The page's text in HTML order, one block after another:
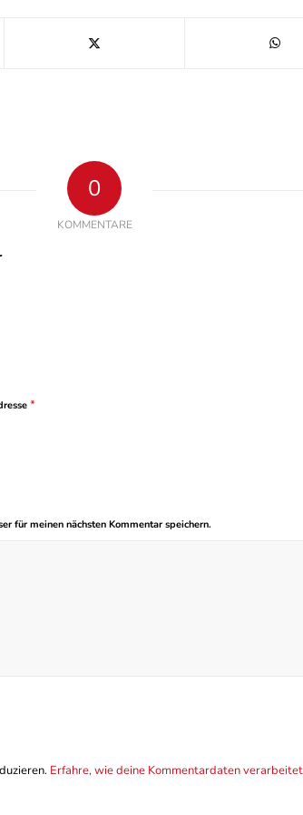
0
KOMMENTARE
*
für meinen nächsten Kommentar speichern.
Erfahre, wie deine Kommentardaten